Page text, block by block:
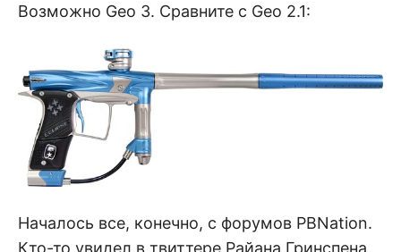
Возможно Geo 3. Сравните с Geo 2.1:
Началось все, конечно, с форумов PBNation.
Кто-то увидел в твиттере Райана Гринспена